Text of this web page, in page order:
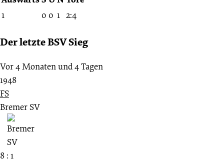
1 0 0 1 2:4
Der letzte BSV Sieg
Vor 4 Monaten und 4 Tagen
1948
FS
Bremer SV
8 : 1